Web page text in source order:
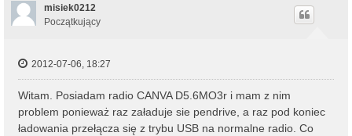
misiek0212
Początkujący
2012-07-06, 18:27
Witam. Posiadam radio CANVA D5.6MO3r i mam z nim
problem ponieważ raz załaduje sie pendrive, a raz pod koniec
ładowania przełącza się z trybu USB na normalne radio. Co